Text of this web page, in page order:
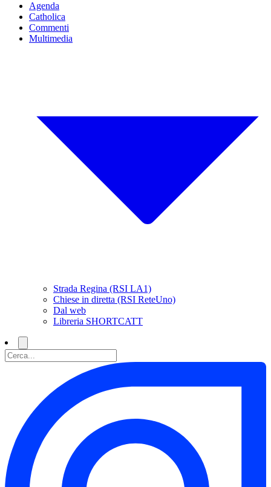
Agenda
Catholica
Commenti
Multimedia
Strada Regina (RSI LA1)
Chiese in diretta (RSI ReteUno)
Dal web
Libreria SHORTCATT